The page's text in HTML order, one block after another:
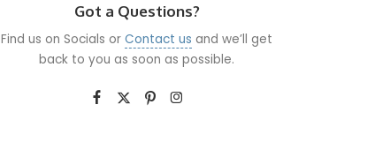
Got a Questions?
Find us on Socials orContact us and we’ll get
back to you as soon as possible.